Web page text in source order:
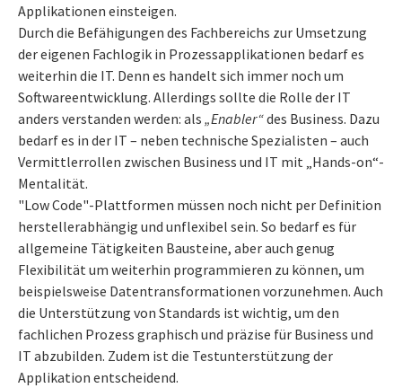
Applikationen einsteigen.
Durch die Befähigungen des Fachbereichs zur Umsetzung
der eigenen Fachlogik in Prozessapplikationen bedarf es
weiterhin die IT. Denn es handelt sich immer noch um
Softwareentwicklung. Allerdings sollte die Rolle der IT
anders verstanden werden: als „Enabler“des Business. Dazu
bedarf es in der IT – neben technische Spezialisten – auch
Vermittlerrollen zwischen Business und IT mit „Hands-on“-
Mentalität.
"Low Code"-Plattformen müssen noch nicht per Definition
herstellerabhängig und unflexibel sein. So bedarf es für
allgemeine Tätigkeiten Bausteine, aber auch genug
Flexibilität um weiterhin programmieren zu können, um
beispielsweise Datentransformationen vorzunehmen. Auch
die Unterstützung von Standards ist wichtig, um den
fachlichen Prozess graphisch und präzise für Business und
IT abzubilden. Zudem ist die Testunterstützung der
Applikation entscheidend.